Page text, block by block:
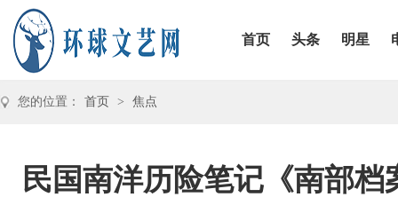
首页 头条 明星
您的位置： 首页 > 焦点
民国南洋历险笔记《南部